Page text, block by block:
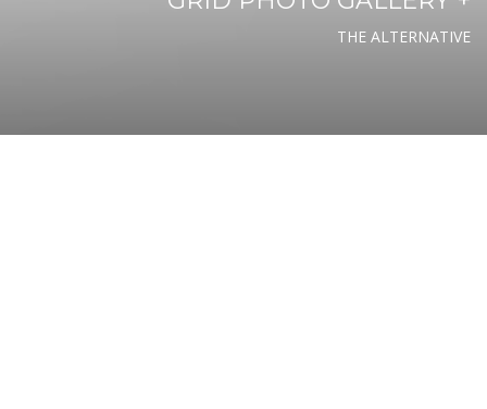
THE ALTERNATIVE